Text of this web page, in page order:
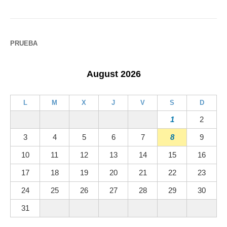
PRUEBA
August 2026
L M X J V S D
1 2
3 4 5 6 7 8 9
10 11 12 13 14 15 16
17 18 19 20 21 22 23
24 25 26 27 28 29 30
31